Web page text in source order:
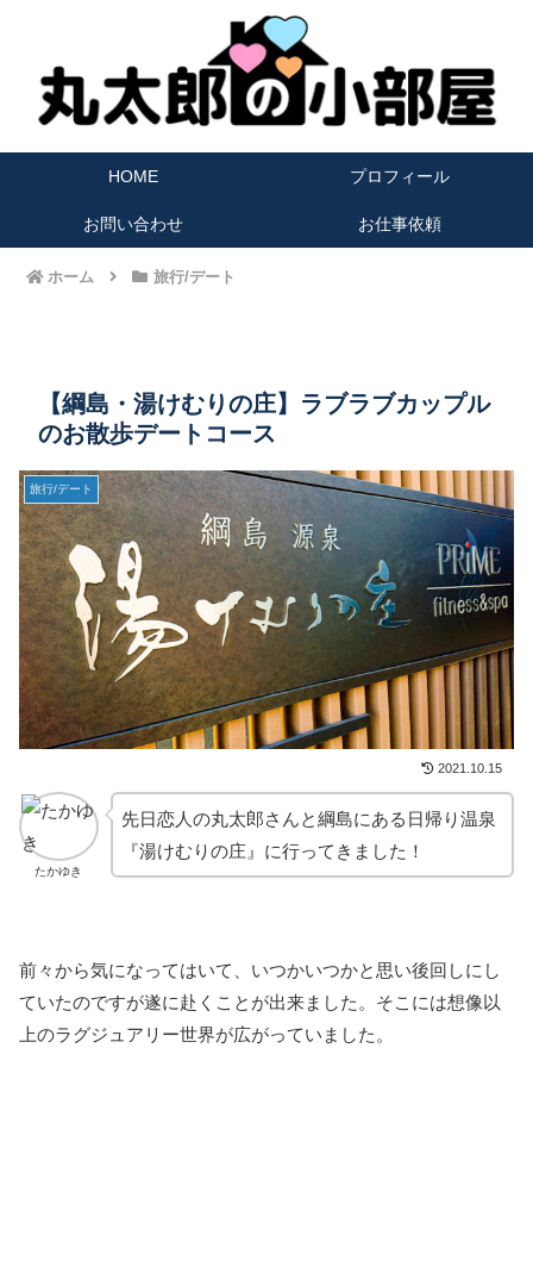
HOME プロフィール
お問い合わせ お仕事依頼
ホーム 旅行/デート
【綱島・湯けむりの庄】ラブラブカップル
のお散歩デートコース
旅行/デート
2021.10.15
たかゆき
先日恋人の丸太郎さんと綱島にある日帰り温泉
『湯けむりの庄』に行ってきました！
前々から気になってはいて、いつかいつかと思い後回しにし
ていたのですが遂に赴くことが出来ました。そこには想像以
上のラグジュアリー世界が広がっていました。